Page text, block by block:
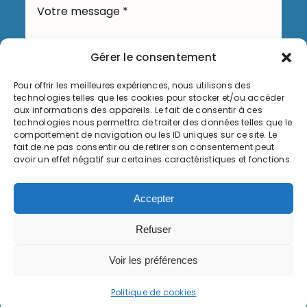
Gérer le consentement
Pour offrir les meilleures expériences, nous utilisons des
technologies telles que les cookies pour stocker et/ou accéder
aux informations des appareils. Le fait de consentir à ces
technologies nous permettra de traiter des données telles que le
comportement de navigation ou les ID uniques sur ce site. Le
fait de ne pas consentir ou de retirer son consentement peut
avoir un effet négatif sur certaines caractéristiques et fonctions.
Accepter
Refuser
Voir les préférences
Politique de cookies
Envoyer
Informations légales
Politique de cookies (UE)
tous droits réservés